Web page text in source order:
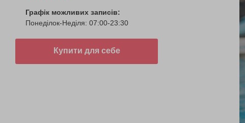
Графік можливих записів:
Понеділок-Неділя: 07:00-23:30
Купити для себе